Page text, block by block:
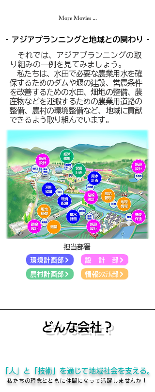
More Movies ...
- アジアプランニングと地域との関わり -
それでは、アジアプランニングの取
り組みの一例を見てみましょう。
私たちは、水田で必要な農業用水を確
保するためのダムや堰の建設、営農条件
を改善するための水田、畑地の整備、農
産物などを運搬するための農業用道路の
整備、農村の環境整備など、地域に貢献
できるよう取り組んでいます。
担当部署
環境計画部
農村計画部
設 計 部
情報ｼｽﾃﾑ部
どんな会社？
「人」と「技術」を通じて地域社会を支える。
私たちの理念とともに仲間になって活躍しませんか！